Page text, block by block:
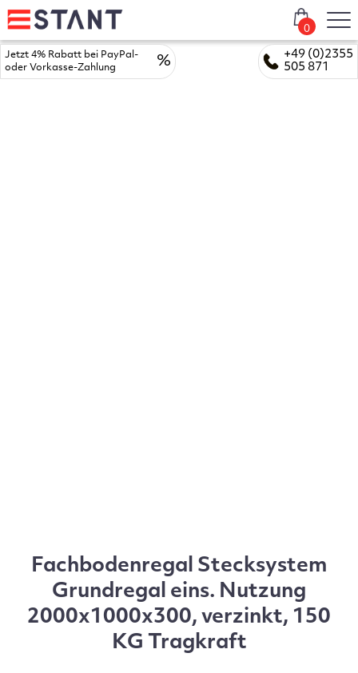
+49 (0)2355
505 871
Jetzt 4% Rabatt bei PayPal-
oder Vorkasse-Zahlung
%
0
Fachbodenregal Stecksystem
Grundregal eins. Nutzung
2000x1000x300, verzinkt, 150
KG Tragkraft